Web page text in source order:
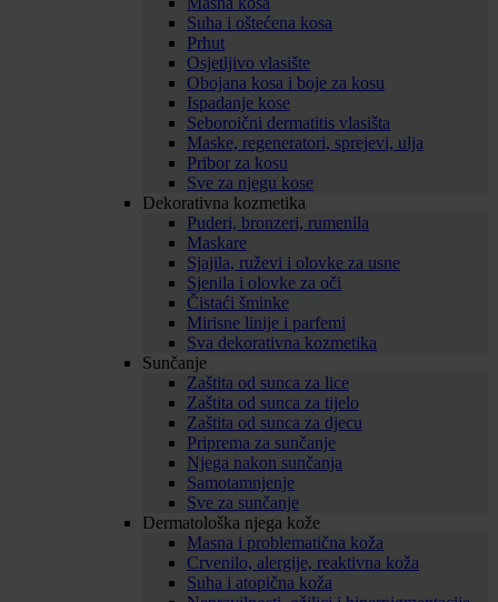
Suha i oštećena kosa
Prhut
Osjetljivo vlasište
Obojana kosa i boje za kosu
Ispadanje kose
Seboroični dermatitis vlasišta
Maske, regeneratori, sprejevi, ulja
Pribor za kosu
Sve za njegu kose
Dekorativna kozmetika
Puderi, bronzeri, rumenila
Maskare
Sjajila, ruževi i olovke za usne
Sjenila i olovke za oči
Čistaći šminke
Mirisne linije i parfemi
Sva dekorativna kozmetika
Sunčanje
Zaštita od sunca za lice
Zaštita od sunca za tijelo
Zaštita od sunca za djecu
Priprema za sunčanje
Njega nakon sunčanja
Samotamnjenje
Sve za sunčanje
Dermatološka njega kože
Masna i problematična koža
Crvenilo, alergije, reaktivna koža
Suha i atopična koža